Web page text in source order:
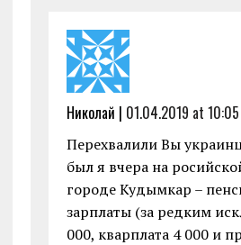
Николай | 01.04.2019 at 10:05
Перехвалили Вы
был я вчера на
городе Кудымкар –
зарплаты (за редким
000, кварплата 4 000 и